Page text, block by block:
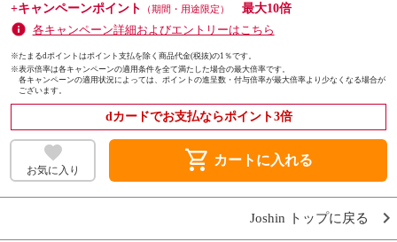
+キャンペーンポイント
（期間・用途限定）
最大10倍
各キャンペーン詳細およびエントリーはこちら
※たまるdポイントはポイント支払を除く商品代金(税抜)の1％です。
※表示倍率は各キャンペーンの適用条件を全て満たした場合の最大倍率です。
各キャンペーンの適用状況によっては、ポイントの進呈数・付与倍率が最大倍率より少なくなる場合が
ございます。
dカードでお支払ならポイント3倍
お気に入り shopping_cart カートに入れる
Joshin トップに戻る